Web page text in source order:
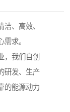
、高效、
求。
，我们自创
研发、生产
的能源动力